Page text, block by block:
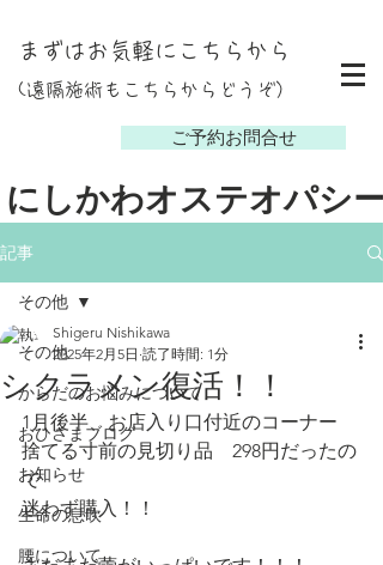
ご予約お問合せ
にしかわオステオパシー
まずはお気軽にこちらから
(遠隔施術もこちらからどうぞ）
記事
その他
からだのお悩みについて
おひさまブログ
お知らせ
生命の息吹
腰について
その他
シクラメン復活！！
Shigeru Nishikawa
2025年2月5日 読了時間: 1分
1月後半、お店入り口付近のコーナー
捨てる寸前の見切り品　298円だったの
で
迷わず購入！！